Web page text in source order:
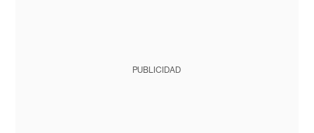
PUBLICIDAD